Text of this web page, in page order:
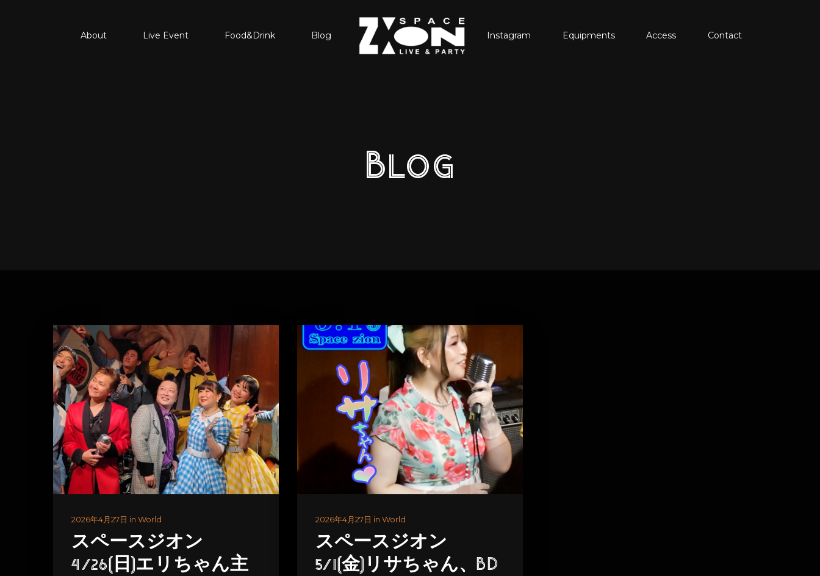
About Live Event Food&Drink Blog Instagram Equipments Access Contact
Blog
2026年4月27日 in World
スペースジオン
4/26(日)エリちゃん主
2026年4月27日 in World
スペースジオン
5/1(金)リサちゃん、BD